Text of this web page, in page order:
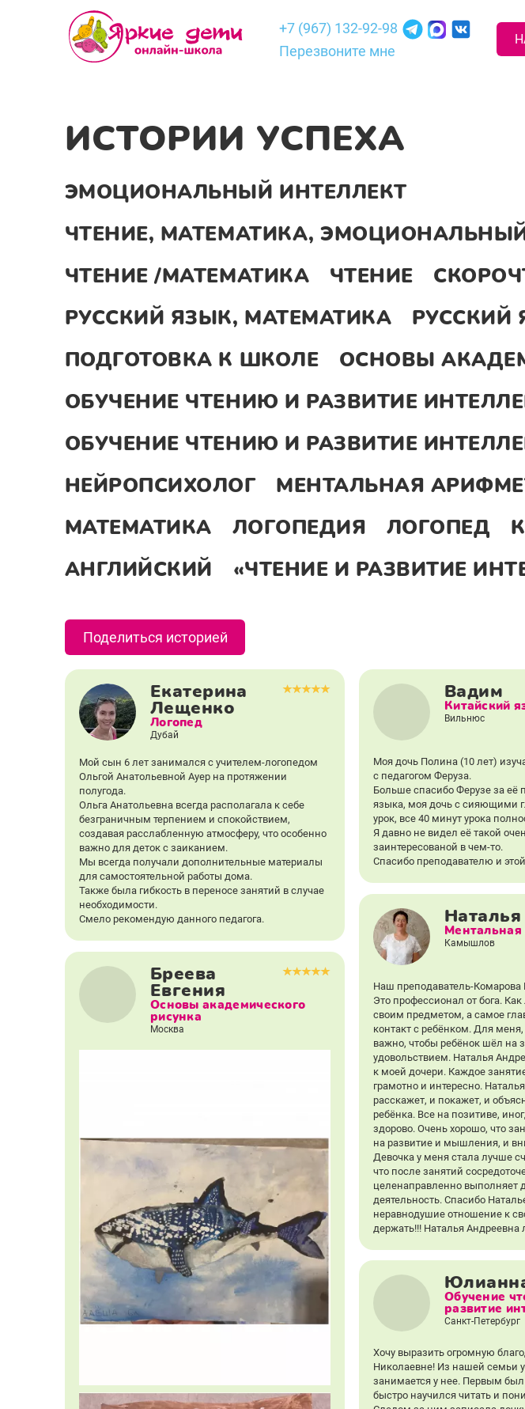
+7 (967) 132-92-98
Перезвоните мне
ИСТОРИИ УСПЕХА
ЭМОЦИОНАЛЬНЫЙ ИНТЕЛЛЕКТ
ЧТЕНИЕ, МАТЕМАТИКА,
ЧТЕНИЕ /МАТЕМАТИКА
ЧТЕНИЕ
РУССКИЙ ЯЗЫК, МАТЕМАТИКА
РУССКИЙ
ПОДГОТОВКА К ШКОЛЕ
ОСНОВЫ
ОБУЧЕНИЕ ЧТЕНИЮ И РАЗВИТИЕ
ОБУЧЕНИЕ ЧТЕНИЮ И РАЗВИТИЕ
НЕЙРОПСИХОЛОГ
МЕНТАЛЬНАЯ
МАТЕМАТИКА
ЛОГОПЕДИЯ ЛОГОПЕД
АНГЛИЙСКИЙ
«ЧТЕНИЕ И РАЗВИТИЕ
Поделиться историей
Екатерина
Лещенко
Логопед
Дубай
Мой сын 6 лет занимался с учителем-логопедом
Ольгой Анатольевной Ауер на протяжении
полугода.
Ольга Анатольевна всегда располагала к себе
безграничным терпением и спокойствием,
создавая расслабленную атмосферу, что особенно
важно для деток с заиканием.
Мы всегда получали дополнительные материалы
для самостоятельной работы дома.
Также была гибкость в переносе занятий в случае
необходимости.
Смело рекомендую данного педагога.
Вадим
Китайский
Вильнюс
Моя дочь Полина (10 лет)
с педагогом Феруза.
Больше спасибо Ферузе за её
языка, моя дочь с сияющими
урок, все 40 минут урока
Я давно не видел её такой
заинтересованой в чем-то.
Спасибо преподавателю и
Наталья
Камышлов
Наш преподаватель-Комарова
Это профессионал от бога.
своим предметом, а самое
контакт с ребёнком. Для
важно, чтобы ребёнок шёл на
удовольствием. Наталья
к моей дочери. Каждое
грамотно и интересно.
расскажет, и покажет, и
ребёнка. Все на позитиве,
здорово. Очень хорошо, что
на развитие и мышления, и
Девочка у меня стала лучше
что после занятий
целенаправленно выполняет
деятельность. Спасибо
неравнодушие отношение к
держать!!! Наталья Андреевна
Бреева
Евгения
Основы академического
рисунка
Москва
Обучение
развитие
Санкт-Петербург
Хочу выразить огромную
Николаевне! Из нашей семьи
занимается у нее. Первым
быстро научился читать и